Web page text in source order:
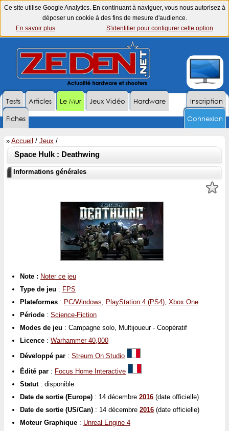
Ce site utilise Google Analytics. En continuant à naviguer, vous nous autorisez à
déposer un cookie à des fins de mesure d'audience.
En savoir plus
S'identifier pour configurer cette option
Inscription
Tests Articles Le Mur Jeux Vidéo
Hardware
Fiches
Connexion
» Accueil / Jeux /
Space Hulk : Deathwing
Informations générales
Note : Noter ce jeu
Type de jeu : FPS
Plateformes : PC/Windows, PlayStation 4 (PS4), Xbox One
Période : Science-Fiction
Modes de jeu : Campagne solo, Multijoueur - Coopératif
Licence : Warhammer 40,000
Développé par : Streum On Studio
Édité par : Focus Home Interactive
Statut: disponible
Date de sortie (Europe) : 14 décembre 2016 (date officielle)
Date de sortie (US/Can) : 14 décembre 2016 (date officielle)
Moteur Graphique : Unreal Engine 4